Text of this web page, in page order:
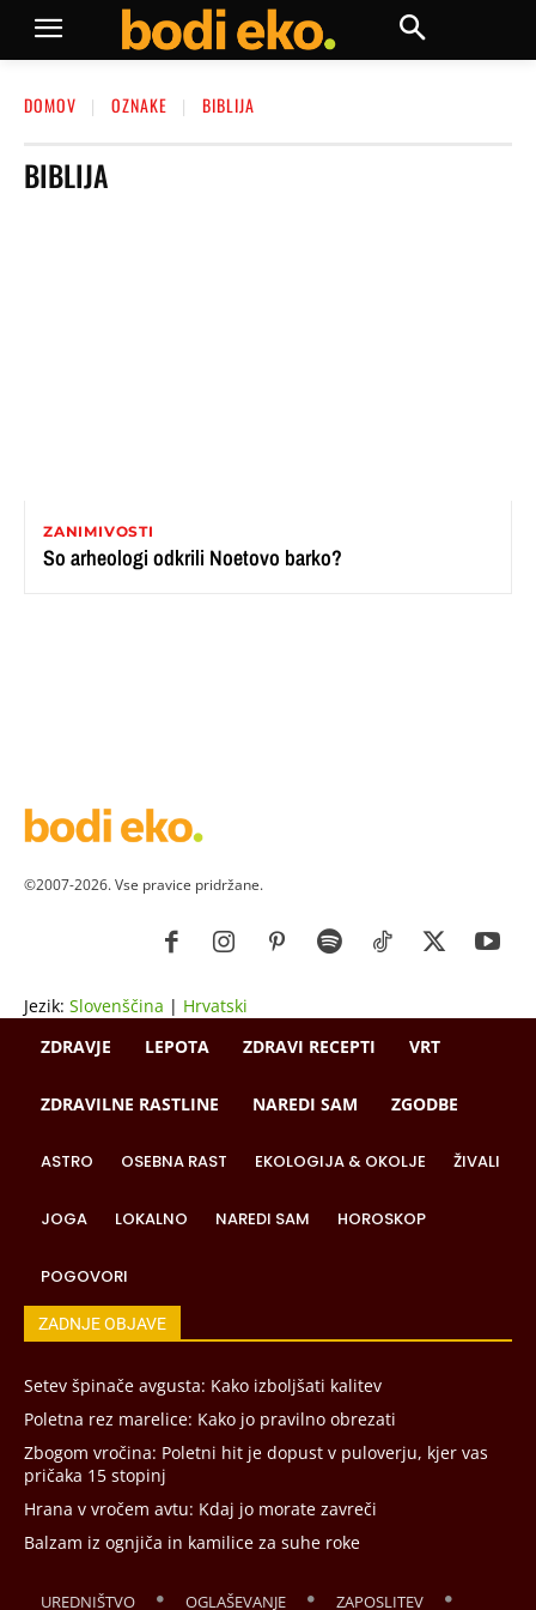
DOMOV OZNAKE BIBLIJA
BIBLIJA
ZANIMIVOSTI
So arheologi odkrili Noetovo barko?
©2007-2026. Vse pravice pridržane.
Jezik: Slovenščina | Hrvatski
ZDRAVJE
LEPOTA ZDRAVI RECEPTI VRT
ZDRAVILNE RASTLINE NAREDI SAM ZGODBE
ASTRO OSEBNA RAST EKOLOGIJA & OKOLJE ŽIVALI
JOGA LOKALNO NAREDI SAM HOROSKOP
POGOVORI
ZADNJE OBJAVE
Setev špinače avgusta: Kako izboljšati kalitev
Poletna rez marelice: Kako jo pravilno obrezati
Zbogom vročina: Poletni hit je dopust v puloverju, kjer vas
pričaka 15 stopinj
Hrana v vročem avtu: Kdaj jo morate zavreči
Balzam iz ognjiča in kamilice za suhe roke
UREDNIŠTVO OGLAŠEVANJE ZAPOSLITEV